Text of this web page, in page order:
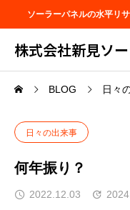
ソーラーパネルの水平リ
株式会社新見ソ
BLOG 日々
日々の出来事
何年振り？
2022.12.03